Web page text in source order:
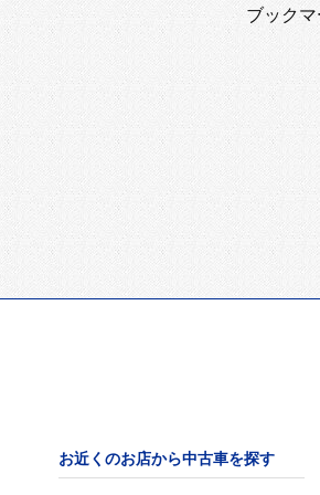
ブック
お近くのお店から中古車を探す